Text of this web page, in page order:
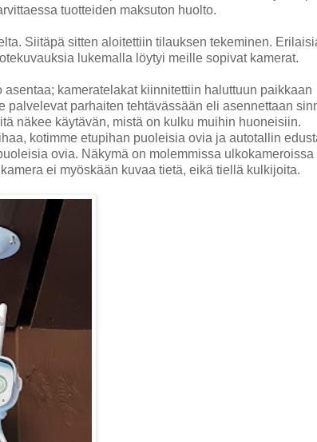
tuotteiden maksuton huolto.
Siitäpä sitten aloitettiin tilauksen tekeminen.
lukemalla löytyi meille sopivat kamerat.
kameratelakat kiinnitettiin haluttuun paikkaan
parhaiten tehtävässään eli asennettaan
näkee käytävän, mistä on kulku muihin huoneisiin.
kotimme etupihan puoleisia ovia ja autotallin
ovia. Näkymä on molemmissa ulkokameroissa
ei myöskään kuvaa tietä, eikä tiellä kulkijoita.